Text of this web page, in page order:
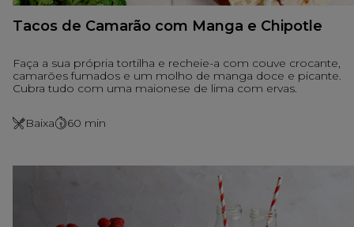
Tacos de Camarão com Manga e Chipotle
Faça a sua própria tortilha e recheie-a com couve crocante,
camarões fumados e um molho de manga doce e picante.
Cubra tudo com uma maionese de lima com ervas.
Baixa 60 min